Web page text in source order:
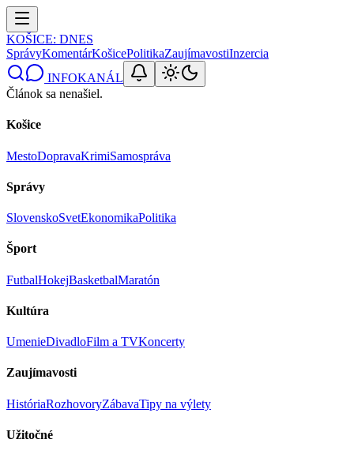
KOŠICE: DNES
SprávyKomentárKošicePolitikaZaujímavostiInzercia
INFOKANÁL
Článok sa nenašiel.
Košice
MestoDopravaKrimiSamospráva
Správy
SlovenskoSvetEkonomikaPolitika
Šport
FutbalHokejBasketbalMaratón
Kultúra
UmenieDivadloFilm a TVKoncerty
Zaujímavosti
HistóriaRozhovoryZábavaTipy na výlety
Užitočné